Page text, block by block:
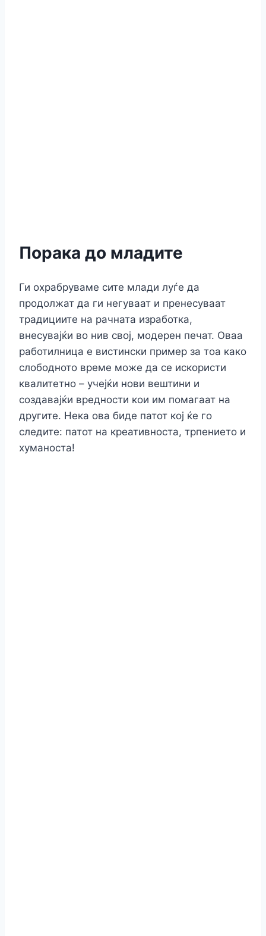
Порака до младите
Ги охрабруваме сите млади луѓе да
продолжат да ги негуваат и пренесуваат
традициите на рачната изработка,
внесувајќи во нив свој, модерен печат. Оваа
работилница е вистински пример за тоа како
слободното време може да се искористи
квалитетно – учејќи нови вештини и
создавајќи вредности кои им помагаат на
другите. Нека ова биде патот кој ќе го
следите: патот на креативноста, трпението и
хуманоста!